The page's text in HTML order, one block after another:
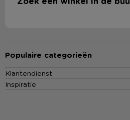
Populaire categorieën
Klantendienst
Inspiratie